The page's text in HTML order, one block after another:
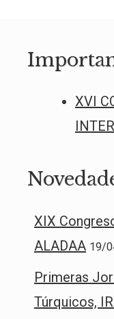
XVI
XIX
ALADAA 19/
Primeras
Túrquicos,